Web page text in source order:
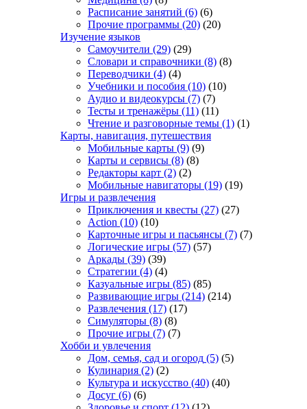
Расписание занятий (6) (6)
Прочие программы (20) (20)
Изучение языков
Самоучители (29) (29)
Словари и справочники (8) (8)
Переводчики (4) (4)
Учебники и пособия (10) (10)
Аудио и видеокурсы (7) (7)
Тесты и тренажёры (11) (11)
Чтение и разговорные темы (1) (1)
Карты, навигация, путешествия
Мобильные карты (9) (9)
Карты и сервисы (8) (8)
Редакторы карт (2) (2)
Мобильные навигаторы (19) (19)
Игры и развлечения
Приключения и квесты (27) (27)
Action (10) (10)
Карточные игры и пасьянсы (7) (7)
Логические игры (57) (57)
Аркады (39) (39)
Стратегии (4) (4)
Казуальные игры (85) (85)
Развивающие игры (214) (214)
Развлечения (17) (17)
Симуляторы (8) (8)
Прочие игры (7) (7)
Хобби и увлечения
Дом, семья, сад и огород (5) (5)
Кулинария (2) (2)
Культура и искусство (40) (40)
Досуг (6) (6)